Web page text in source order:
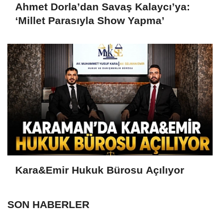
Ahmet Dorla’dan Savaş Kalaycı’ya:
‘Millet Parasıyla Show Yapma’
Kara&Emir Hukuk Bürosu Açılıyor
SON HABERLER